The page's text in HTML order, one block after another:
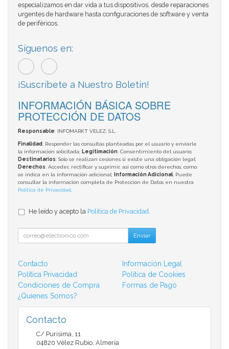
especializamos en dar vida a tus dispositivos. desde reparaciones
urgentes de hardware hasta configuraciones de software y venta
de periféricos.
Síguenos en:
¡Suscríbete a Nuestro Boletín!
INFORMACIÓN BÁSICA SOBRE
PROTECCIÓN DE DATOS
Responsable: INFOMARKT VELEZ, S.L.
Finalidad: Responder las consultas planteadas por el usuario y enviarle
la información solicitada; Legitimación: Consentimiento del usuario;
Destinatarios: Solo se realizan cesiones si existe una obligación legal;
Derechos: Acceder, rectificar y suprimir, así como otros derechos, como
se indica en la información adicional;
Información Adicional: Puede
consultar la información completa de Protección de Datos en nuestra
Política de Privacidad
He leído y acepto la Política de Privacidad
Enviar
Contacto
Información Legal
Política Privacidad
Política de Cookies
Condiciones de Compra
Formas de Pago
¿Quienes Somos?
Contacto
C/ Purisima, 11
04820 Vélez Rubio Almería